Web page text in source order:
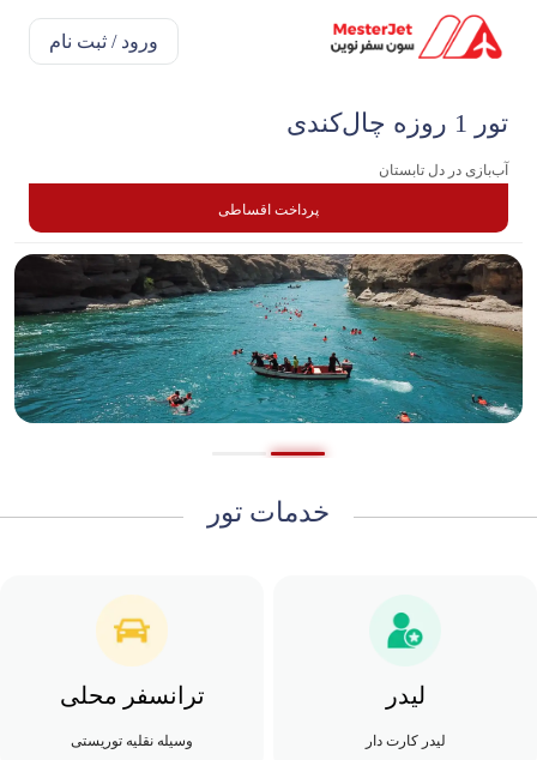
ورود / ثبت نام
تور‌ 1 روزه چال‌کندی
آب‌بازی در دل تابستان
پرداخت اقساطی
خدمات تور
لیدر
لیدر کارت دار
ترانسفر محلی
وسیله نقلیه توریستی